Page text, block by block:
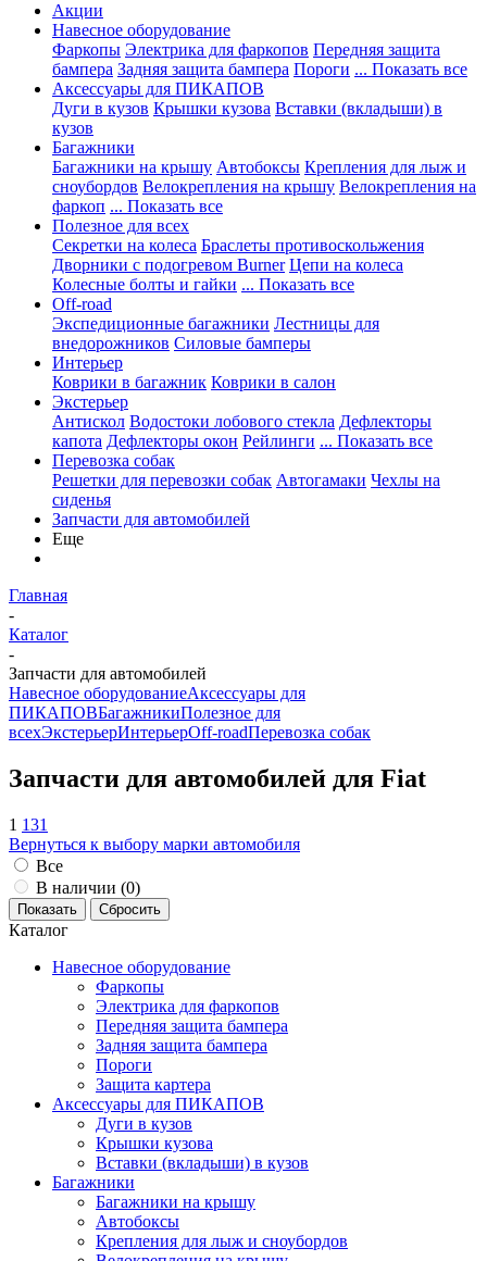
Акции
Навесное оборудование
Фаркопы Электрика для фаркопов Передняя защита
бампера Задняя защита бампера Пороги ... Показать все
Аксессуары для ПИКАПОВ
Дуги в кузов Крышки кузова Вставки (вкладыши) в
кузов
Багажники
Багажники на крышу Автобоксы Крепления для лыж и
сноубордов Велокрепления на крышу Велокрепления на
фаркоп ... Показать все
Полезное для всех
Секретки на колеса Браслеты противоскольжения
Дворники с подогревом Burner Цепи на колеса
Колесные болты и гайки ... Показать все
Off-road
Экспедиционные багажники Лестницы для
внедорожников Силовые бамперы
Интерьер
Коврики в багажник Коврики в салон
Экстерьер
Антискол Водостоки лобового стекла Дефлекторы
капота Дефлекторы окон Рейлинги ... Показать все
Перевозка собак
Решетки для перевозки собак Автогамаки Чехлы на
сиденья
Запчасти для автомобилей
Еще
Главная
-
Каталог
-
Запчасти для автомобилей
Навесное оборудованиеАксессуары для
ПИКАПОВБагажникиПолезное для
всехЭкстерьерИнтерьерOff-roadПеревозка собак
Запчасти для автомобилей для Fiat
1 131
Вернуться к выбору марки автомобиля
Все
В наличии (0)
Каталог
Навесное оборудование
Фаркопы
Электрика для фаркопов
Передняя защита бампера
Задняя защита бампера
Пороги
Защита картера
Аксессуары для ПИКАПОВ
Дуги в кузов
Крышки кузова
Вставки (вкладыши) в кузов
Багажники
Багажники на крышу
Автобоксы
Крепления для лыж и сноубордов